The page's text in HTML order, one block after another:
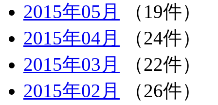
2015年05月
（19件）
2015年04月
（24件）
2015年03月
（22件）
2015年02月
（26件）